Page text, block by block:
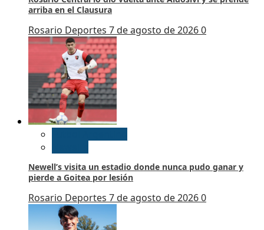
arriba en el Clausura
Rosario Deportes 7 de agosto de 20260
Newell’s visita un estadio donde nunca pudo ganar y
pierde a Goitea por lesión
Rosario Deportes 7 de agosto de 20260